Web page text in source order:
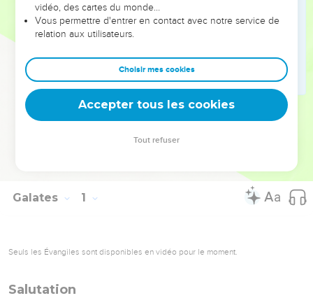
des adversaires (4.12 à 5.12) puis il décrit ce qu’est la vie par
l’Esprit Saint (5.13 à 6.10).
Cette lettre dépeint l’un des dangers qui menace l’Eglise de
tous les temps : le légalisme. Elle dit ce qu’est la véritable
liberté chrétienne, celle des fils de Dieu.
permission. All rights reserved worldwide.
Galates 1
Seuls les Évangiles sont disponibles en vidéo pour le moment.
Salutation
vidéo, des cartes du monde…
Vous permettre d'entrer en contact avec notre service de
relation aux utilisateurs.
Choisir mes cookies
Accepter tous les cookies
Tout refuser